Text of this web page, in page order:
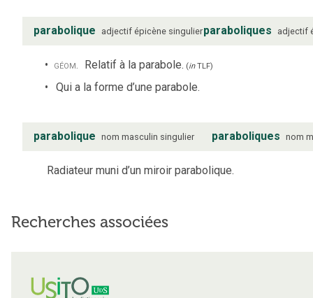
parabolique adjectif épicène singulierparaboliques adjectif
géom. Relatif à la parabole. (inTLF)
Qui a la forme d’une parabole.
parabolique nom masculin singulier paraboliques nom
Radiateur muni d’un miroir parabolique.
Recherches associées